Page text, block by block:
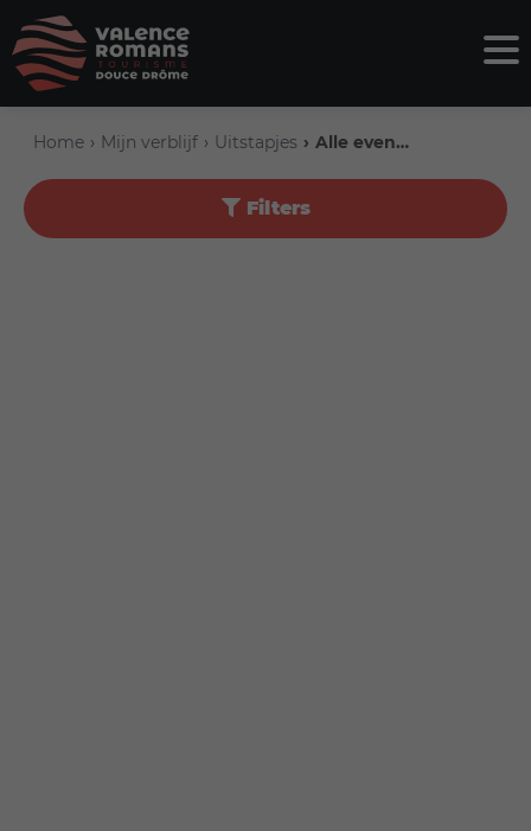
Home Mijn verblijf Uitstapjes Alle evenementen
Filters